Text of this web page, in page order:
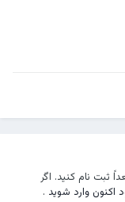
ثبت نام کنید. اگر
اکنون وارد شوید.